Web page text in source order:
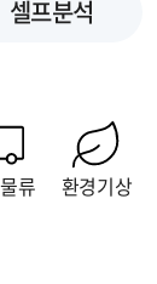
셀프분석
류 환경기상